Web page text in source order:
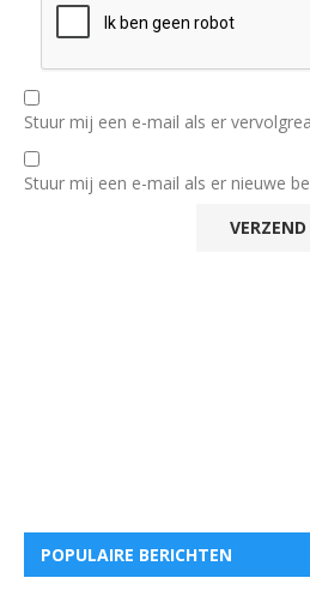
Stuur mij een e-mail als er
Stuur mij een e-mail als er nieuwe
POPULAIRE BERICHTEN